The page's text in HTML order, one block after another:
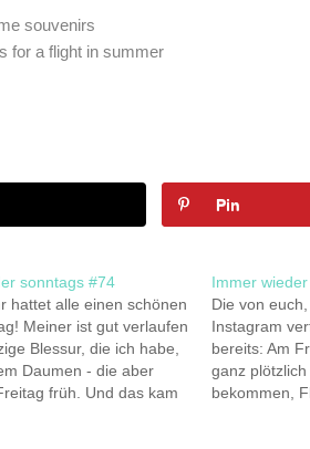
souvenirs
for a flight in summer
Pin
sonntags #74
hattet alle einen schönen
Meiner ist gut verlaufen
Blessur, die ich habe,
Daumen - die aber
früh. Und das kam
Immer
Die von
Instagram
bereits: Am
ganz
bekommen,